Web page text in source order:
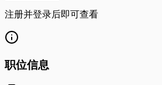
注册并登录后即可查看
职位信息